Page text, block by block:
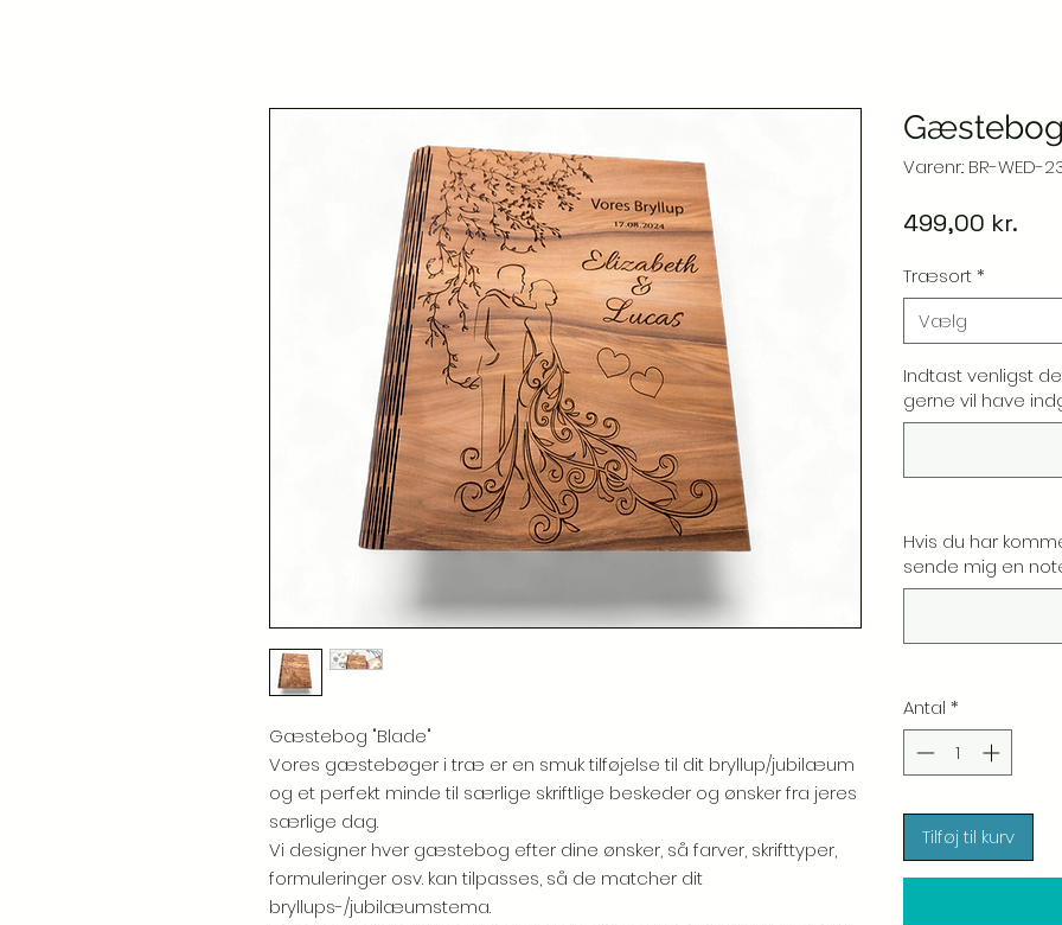
Gæstebog "Blade"
Vores gæstebøger i træ er en smuk tilføjelse til dit bryllup/jubilæum
og et perfekt minde til særlige skriftlige beskeder og ønsker fra jeres
særlige dag.
Vi designer hver gæstebog efter dine ønsker, så farver, skrifttyper,
formuleringer osv. kan tilpasses, så de matcher dit
bryllups-/jubilæumstema.
Gæstebog
Varenr.: BR-WED-
499,00 kr.
Træsort*
Vælg
Indtast venligst
gerne vil have
Hvis du har
sende mig en
Antal *
Tilføj til kurv